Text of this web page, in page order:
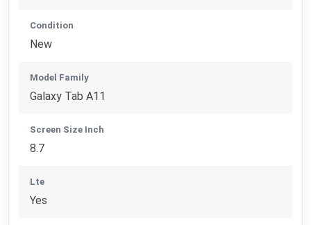
Condition
New
Model Family
Galaxy Tab A11
Screen Size Inch
8.7
Lte
Yes